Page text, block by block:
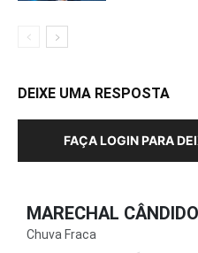
DEIXE UMA RESPOSTA
FAÇA LOGIN PARA
MARECHAL
Chuva Fraca